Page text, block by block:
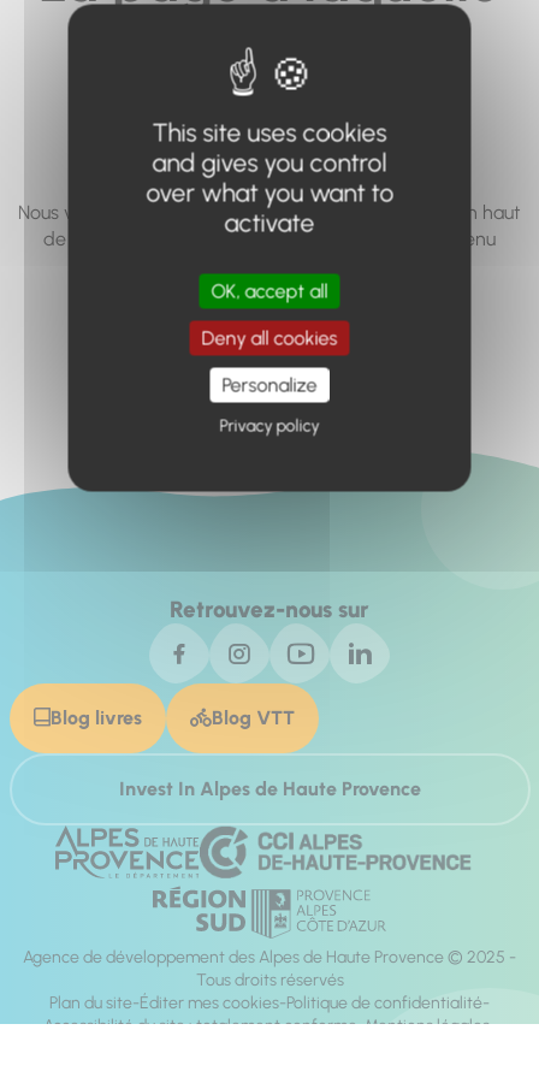
vous cherchez à
accéder n'existe
pas... ou plus.
Nous vous invitons à utiliser le moteur de recherche en haut
de page, ou à utiliser le menu pour trouver le contenu
Retour à l'accueil
Retrouvez-nous sur
Blog livres Blog VTT
Invest In Alpes de Haute Provence
Agence de développement des Alpes de Haute Provence © 2025 -
Tous droits réservés
Plan du site Éditer mes cookies Politique de confidentialité
Accessibilité du site : totalement conforme Mentions légales
This site uses cookies
and gives you control
over what you want to
activate
OK, accept all
Deny all cookies
Personalize
Privacy policy